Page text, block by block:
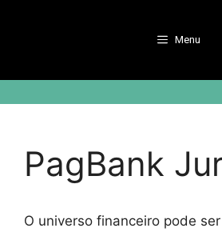
Menu
PagBank
O universo financeiro pode